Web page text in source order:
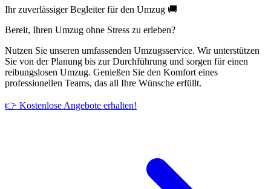
Ihr zuverlässiger Begleiter für den Umzug 🚚
Bereit, Ihren Umzug ohne Stress zu erleben?
Nutzen Sie unseren umfassenden Umzugsservice. Wir unterstützen
Sie von der Planung bis zur Durchführung und sorgen für einen
reibungslosen Umzug. Genießen Sie den Komfort eines
professionellen Teams, das all Ihre Wünsche erfüllt.
👉 Kostenlose Angebote erhalten!